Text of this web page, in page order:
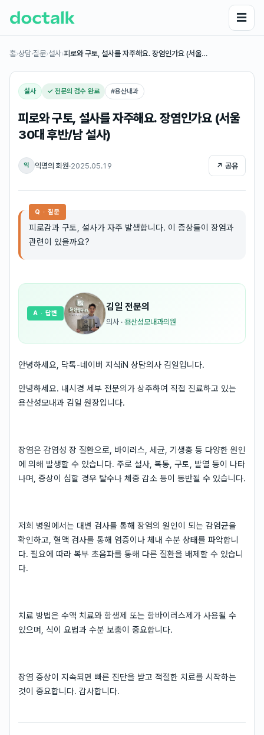
☰
홈›상담·질문›설사›피로와 구토, 설사를 자주해요. 장염인가요 (서울…
설사 ✓ 전문의 검수 완료 #용산내과
피로와 구토, 설사를 자주해요. 장염인가요 (서울
30대 후반/남 설사)
익 익명의 회원·2025.05.19 ↗ 공유
Q · 질문
피로감과 구토, 설사가 자주 발생합니다. 이 증상들이 장염과
관련이 있을까요?
김일 전문의
의사 · 용산성모내과의원
A · 답변
안녕하세요, 닥톡-네이버 지식iN 상담의사 김일입니다.
안녕하세요. 내시경 세부 전문의가 상주하여 직접 진료하고 있는
용산성모내과 김일 원장입니다.
장염은 감염성 장 질환으로, 바이러스, 세균, 기생충 등 다양한 원인
에 의해 발생할 수 있습니다. 주로 설사, 복통, 구토, 발열 등이 나타
나며, 증상이 심할 경우 탈수나 체중 감소 등이 동반될 수 있습니다.
저희 병원에서는 대변 검사를 통해 장염의 원인이 되는 감염균을
확인하고, 혈액 검사를 통해 염증이나 체내 수분 상태를 파악합니
다. 필요에 따라 복부 초음파를 통해 다른 질환을 배제할 수 있습니
다.
치료 방법은 수액 치료와 항생제 또는 항바이러스제가 사용될 수
있으며, 식이 요법과 수분 보충이 중요합니다.
장염 증상이 지속되면 빠른 진단을 받고 적절한 치료를 시작하는
것이 중요합니다. 감사합니다.